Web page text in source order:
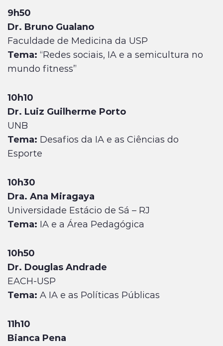
9h50
Dr. Bruno Gualano
Faculdade de Medicina da USP
Tema: “Redes sociais, IA e a semicultura no
mundo fitness”
10h10
Dr. Luiz Guilherme Porto
UNB
Tema: Desafios da IA e as Ciências do
Esporte
10h30
Dra. Ana Miragaya
Universidade Estácio de Sá – RJ
Tema: IA e a Área Pedagógica
10h50
Dr. Douglas Andrade
EACH-USP
Tema: A IA e as Políticas Públicas
11h10
Bianca Pena